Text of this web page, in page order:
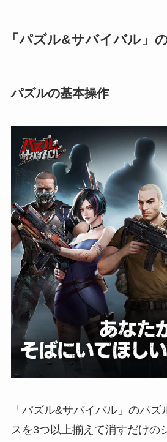
「パズル&サバイバル」
パズルの基本操作
「パズル&サバイバル」のパ
スを3つ以上揃えて消すだけの